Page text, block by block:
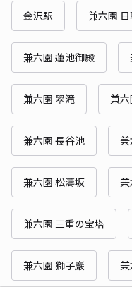
金沢駅 兼六園
兼六園 蓮池御殿
兼六園 翠滝 兼
兼六園 長谷池
兼六園 松濤坂
兼六園 三重の宝塔
兼六園 獅子巖